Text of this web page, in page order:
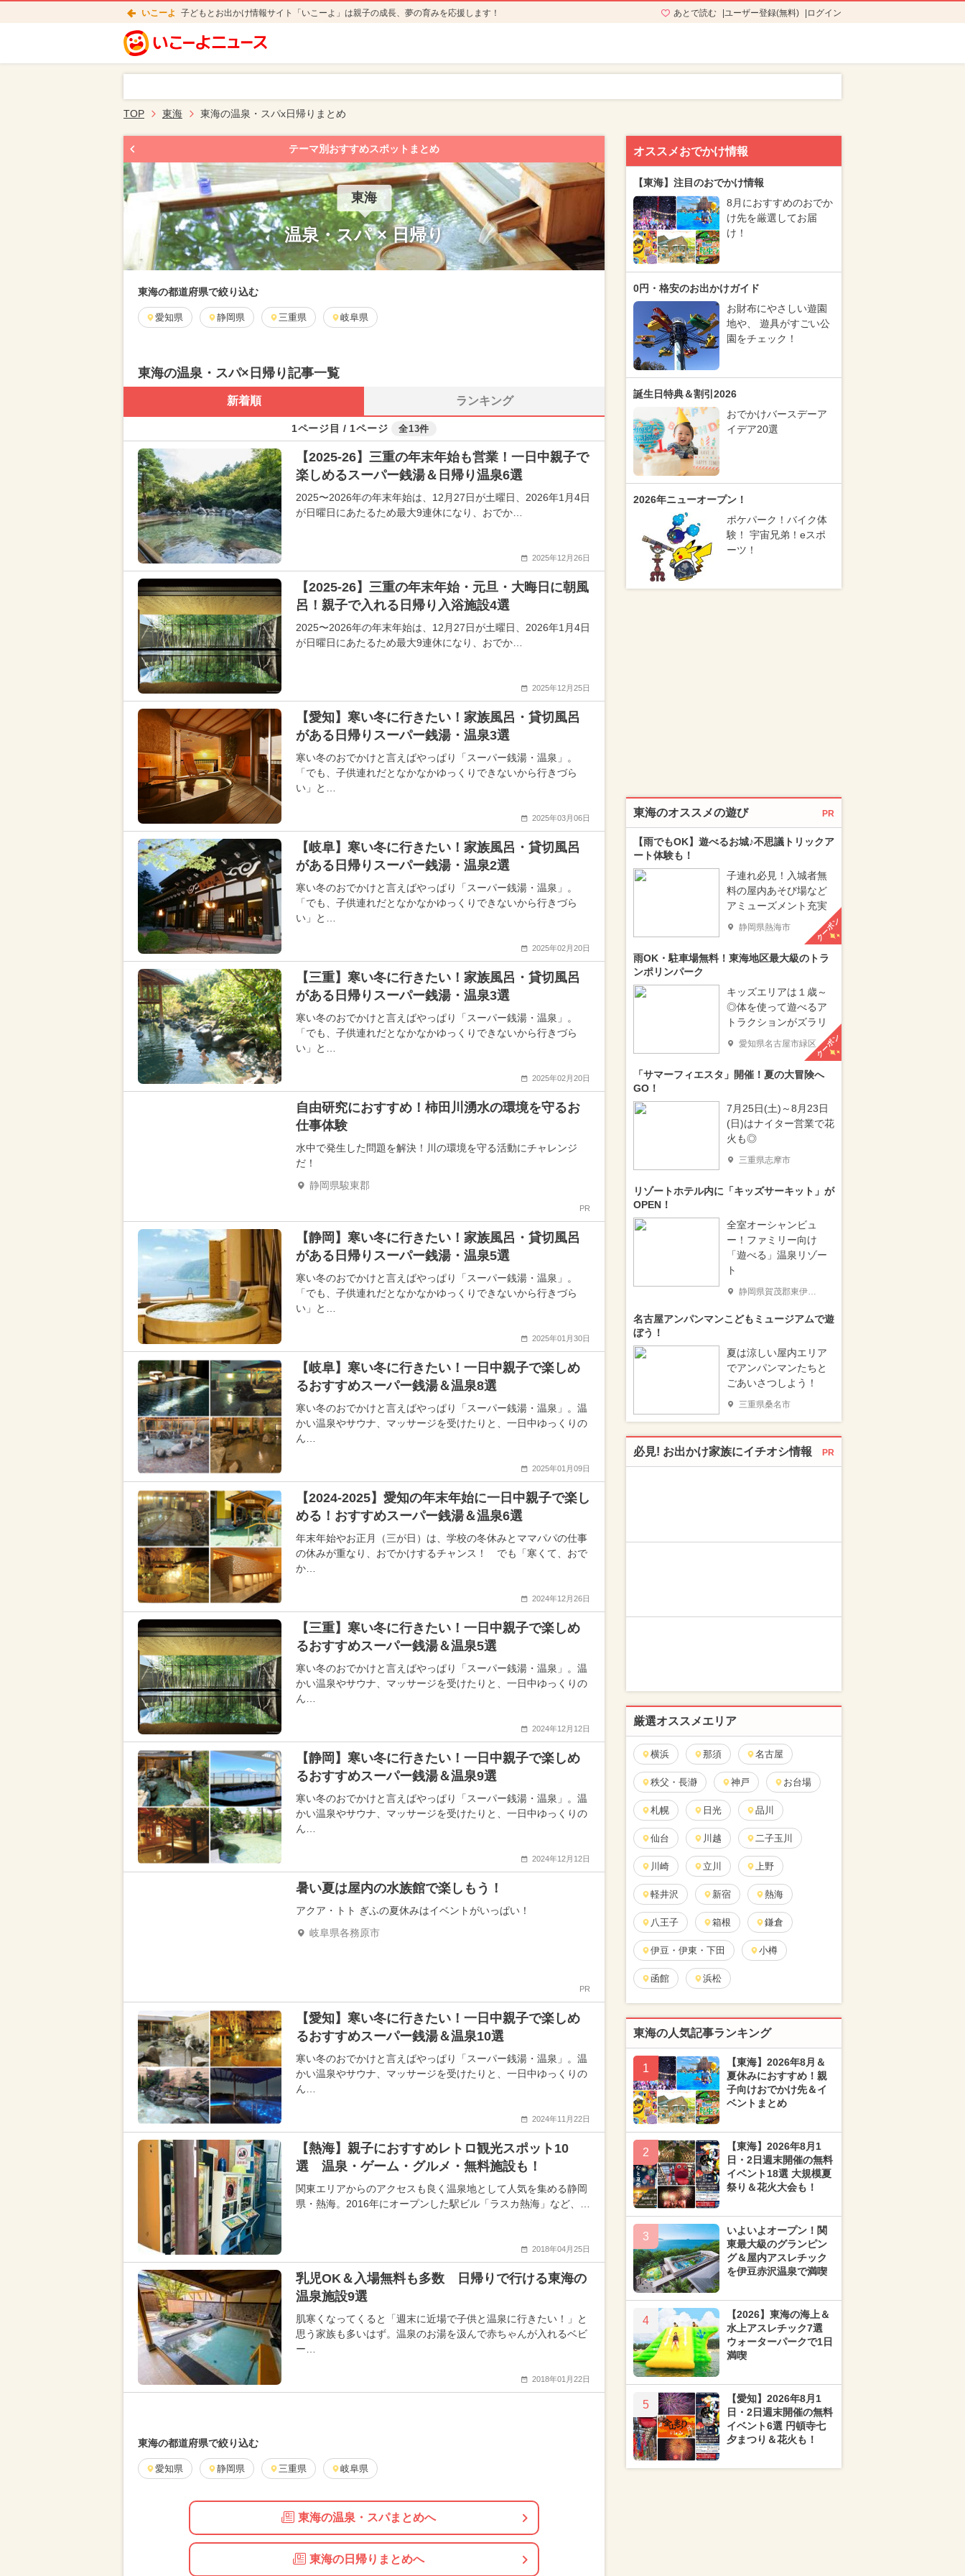
いこーよ 子どもとお出かけ情報サイト「いこーよ」は親子の成長、夢の育みを応援します！ あとで読む ユーザー登録(無料) ログイン
TOP 東海 東海の温泉・スパx日帰りまとめ
テーマ別おすすめスポットまとめ
東海
温泉・スパ × 日帰り
東海の都道府県で絞り込む
愛知県 静岡県 三重県 岐阜県
東海の温泉・スパ×日帰り記事一覧
新着順 ランキング
1ページ目 / 1ページ 全13件
【2025-26】三重の年末年始も営業！一日中親子で
楽しめるスーパー銭湯＆日帰り温泉6選
2025〜2026年の年末年始は、12月27日が土曜日、2026年1月4日
が日曜日にあたるため最大9連休になり、おでか…
2025年12月26日
【2025-26】三重の年末年始・元旦・大晦日に朝風
呂！親子で入れる日帰り入浴施設4選
2025〜2026年の年末年始は、12月27日が土曜日、2026年1月4日
が日曜日にあたるため最大9連休になり、おでか…
2025年12月25日
【愛知】寒い冬に行きたい！家族風呂・貸切風呂
がある日帰りスーパー銭湯・温泉3選
寒い冬のおでかけと言えばやっぱり「スーパー銭湯・温泉」。
「でも、子供連れだとなかなかゆっくりできないから行きづら
い」と…
2025年03月06日
【岐阜】寒い冬に行きたい！家族風呂・貸切風呂
がある日帰りスーパー銭湯・温泉2選
寒い冬のおでかけと言えばやっぱり「スーパー銭湯・温泉」。
「でも、子供連れだとなかなかゆっくりできないから行きづら
い」と…
2025年02月20日
【三重】寒い冬に行きたい！家族風呂・貸切風呂
がある日帰りスーパー銭湯・温泉3選
寒い冬のおでかけと言えばやっぱり「スーパー銭湯・温泉」。
「でも、子供連れだとなかなかゆっくりできないから行きづら
い」と…
2025年02月20日
自由研究におすすめ！柿田川湧水の環境を守るお
仕事体験
水中で発生した問題を解決！川の環境を守る活動にチャレンジ
だ！
静岡県駿東郡
PR
【静岡】寒い冬に行きたい！家族風呂・貸切風呂
がある日帰りスーパー銭湯・温泉5選
寒い冬のおでかけと言えばやっぱり「スーパー銭湯・温泉」。
「でも、子供連れだとなかなかゆっくりできないから行きづら
い」と…
2025年01月30日
【岐阜】寒い冬に行きたい！一日中親子で楽しめ
るおすすめスーパー銭湯＆温泉8選
寒い冬のおでかけと言えばやっぱり「スーパー銭湯・温泉」。温
かい温泉やサウナ、マッサージを受けたりと、一日中ゆっくりの
ん…
2025年01月09日
【2024-2025】愛知の年末年始に一日中親子で楽し
める！おすすめスーパー銭湯＆温泉6選
年末年始やお正月（三が日）は、学校の冬休みとママパパの仕事
の休みが重なり、おでかけするチャンス！ でも「寒くて、おで
か…
2024年12月26日
【三重】寒い冬に行きたい！一日中親子で楽しめ
るおすすめスーパー銭湯＆温泉5選
寒い冬のおでかけと言えばやっぱり「スーパー銭湯・温泉」。温
かい温泉やサウナ、マッサージを受けたりと、一日中ゆっくりの
ん…
2024年12月12日
【静岡】寒い冬に行きたい！一日中親子で楽しめ
るおすすめスーパー銭湯＆温泉9選
寒い冬のおでかけと言えばやっぱり「スーパー銭湯・温泉」。温
かい温泉やサウナ、マッサージを受けたりと、一日中ゆっくりの
ん…
2024年12月12日
暑い夏は屋内の水族館で楽しもう！
アクア・トト ぎふの夏休みはイベントがいっぱい！
岐阜県各務原市
PR
【愛知】寒い冬に行きたい！一日中親子で楽しめ
るおすすめスーパー銭湯＆温泉10選
寒い冬のおでかけと言えばやっぱり「スーパー銭湯・温泉」。温
かい温泉やサウナ、マッサージを受けたりと、一日中ゆっくりの
ん…
2024年11月22日
【熱海】親子におすすめレトロ観光スポット10
選 温泉・ゲーム・グルメ・無料施設も！
関東エリアからのアクセスも良く温泉地として人気を集める静岡
県・熱海。2016年にオープンした駅ビル「ラスカ熱海」など、…
2018年04月25日
乳児OK＆入場無料も多数 日帰りで行ける東海の
温泉施設9選
肌寒くなってくると「週末に近場で子供と温泉に行きたい！」と
思う家族も多いはず。温泉のお湯を汲んで赤ちゃんが入れるベビ
ー…
2018年01月22日
東海の都道府県で絞り込む
愛知県 静岡県 三重県 岐阜県
東海の温泉・スパまとめへ
東海の日帰りまとめへ
オススメおでかけ情報
【東海】注目のおでかけ情報
8月におすすめのおでか
け先を厳選してお届
け！
0円・格安のお出かけガイド
お財布にやさしい遊園
地や、 遊具がすごい公
園をチェック！
誕生日特典＆割引2026
おでかけバースデーア
イデア20選
2026年ニューオープン！
ポケパーク！バイク体
験！ 宇宙兄弟！eスポ
ーツ！
東海のオススメの遊び PR
【雨でもOK】遊べるお城♪不思議トリックア
ート体験も！
子連れ必見！入城者無
料の屋内あそび場など
アミューズメント充実
静岡県熱海市 クーポン
雨OK・駐車場無料！東海地区最大級のトラ
ンポリンパーク
キッズエリアは１歳～
◎体を使って遊べるア
トラクションがズラリ
愛知県名古屋市緑区クーポン
「サマーフィエスタ」開催！夏の大冒険へ
GO！
7月25日(土)～8月23日
(日)はナイター営業で花
火も◎
三重県志摩市
リゾートホテル内に「キッズサーキット」が
OPEN！
全室オーシャンビュ
ー！ファミリー向け
「遊べる」温泉リゾー
ト
静岡県賀茂郡東伊豆町
名古屋アンパンマンこどもミュージアムで遊
ぼう！
夏は涼しい屋内エリア
でアンパンマンたちと
ごあいさつしよう！
三重県桑名市
必見! お出かけ家族にイチオシ情報 PR
厳選オススメエリア
横浜 那須 名古屋
秩父・長瀞 神戸 お台場
札幌 日光 品川
仙台 川越 二子玉川
川崎 立川 上野
軽井沢 新宿 熱海
八王子 箱根 鎌倉
伊豆・伊東・下田 小樽
函館 浜松
東海の人気記事ランキング
1
【東海】2026年8月＆
夏休みにおすすめ！親
子向けおでかけ先＆イ
ベントまとめ
2
【東海】2026年8月1
日・2日週末開催の無料
イベント18選 大規模夏
祭り＆花火大会も！
3
いよいよオープン！関
東最大級のグランピン
グ＆屋内アスレチック
を伊豆赤沢温泉で満喫
4
【2026】東海の海上＆
水上アスレチック7選
ウォーターパークで1日
満喫
5
【愛知】2026年8月1
日・2日週末開催の無料
イベント6選 円頓寺七
夕まつり＆花火も！